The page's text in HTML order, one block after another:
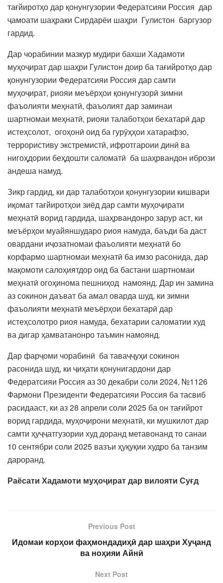
тағйиротҳо дар қонунгузории Федератсияи Россия дар
ҷамоати шаҳраки Сирдарёи шаҳри Гулистон баргузор
гардид.
Дар чорабинии мазкур мудири бахши Хадамоти
муҳоҷират дар шаҳри Гулистон доир ба тағийротҳо дар
қонунгузории Федератсияи Россия дар самти
муҳоҷират, риояи меъёрҳои қонунгузорӣ зимни
фаъолияти меҳнатӣ, фаъолият дар заминаи
шартномаи меҳнатӣ, риояи талаботҳои бехатарӣ дар
истеҳсолот, огоҳонӣ оид ба гурӯҳҳои хатарафзо,
террористиву экстремистӣ, ифротгароии динӣ ва
нигоҳдории беҳдошти саломатӣ ба шаҳрвандон ибрози
андеша намуд.
Зикр гардид, ки дар талаботҳои қонунгузории кишвари
иқомат тағйиротҳои зиёд дар самти муҳоҷирати
меҳнатӣ ворид гардида, шаҳрвандонро зарур аст, ки
меъёрҳои муайяншударо риоя намуда, баъди ба даст
овардани иҷозатномаи фаъолияти меҳнатӣ бо
корфармо шартномаи меҳнатӣ ба имзо расонида, дар
мақомоти салоҳиятдор оид ба бастани шартномаи
меҳнатӣ огоҳинома пешниҳод намоянд. Дар ин замина
аз сокинон даъват ба амал оварда шуд, ки зимни
фаъолияти меҳнатӣ меъёрҳои бехатарӣ дар
истеҳсолотро риоя намуда, бехатарии саломатии худ
ва дигар ҳамватанонро таъмин намоянд.
Дар фарҷоми чорабинӣ ба таваҷҷуҳи сокинон
расонида шуд, ки ҷиҳати қонунигардони дар
Федератсияи Россия аз 30 декабри соли 2024, №1126
Фармони Президенти Федератсияи Россия ба тасвиб
расидааст, ки аз 28 апрели соли 2025 ба он тағийрот
ворид гардида, муҳоҷирони меҳнатӣ, ки мушкилот дар
самти ҳуҷҷатгузории худ доранд метавонанд то санаи
10 сентябри соли 2025 вазъи ҳуқуқии худро ба танзим
дароранд.
Раёсати Хадамоти муҳоҷират дар вилояти Суғд
Previous Post
Идомаи корҳои фаҳмондадиҳӣ дар шаҳри Хуҷанд
ва ноҳияи Айнӣ
Next Post